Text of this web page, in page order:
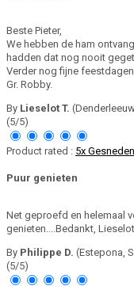
Beste Pieter,
We hebben de ham
hadden dat nog nooit
Verder nog fijne
Gr. Robby.
By Lieselot T.
(5/5)
Product rated : 5x
Puur genieten
Net geproefd en helemaal
genieten....Bedankt, Lieselot
By Philippe D. (Estepona,
(5/5)